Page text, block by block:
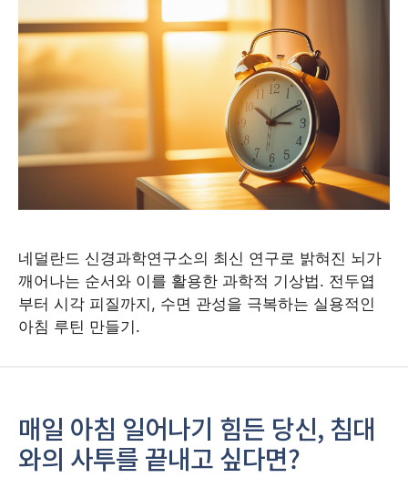
네덜란드 신경과학연구소의 최신 연구로 밝혀진 뇌가
깨어나는 순서와 이를 활용한 과학적 기상법. 전두엽
부터 시각 피질까지, 수면 관성을 극복하는 실용적인
아침 루틴 만들기.
매일 아침 일어나기 힘든 당신, 침대
와의 사투를 끝내고 싶다면?